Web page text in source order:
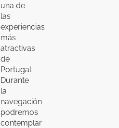
una de
las
experiencias
más
atractivas
de
Portugal.
Durante
la
navegación
podremos
contemplar